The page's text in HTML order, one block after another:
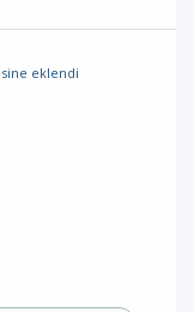
eklendi